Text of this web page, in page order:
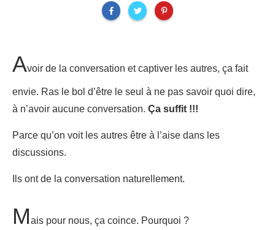
Avoir de la conversation et captiver les autres, ça fait
envie. Ras le bol d’être le seul à ne pas savoir quoi dire,
à n’avoir aucune conversation. Ça suffit !!!
Parce qu’on voit les autres être à l’aise dans les
discussions.
Ils ont de la conversation naturellement.
Mais pour nous, ça coince. Pourquoi ?